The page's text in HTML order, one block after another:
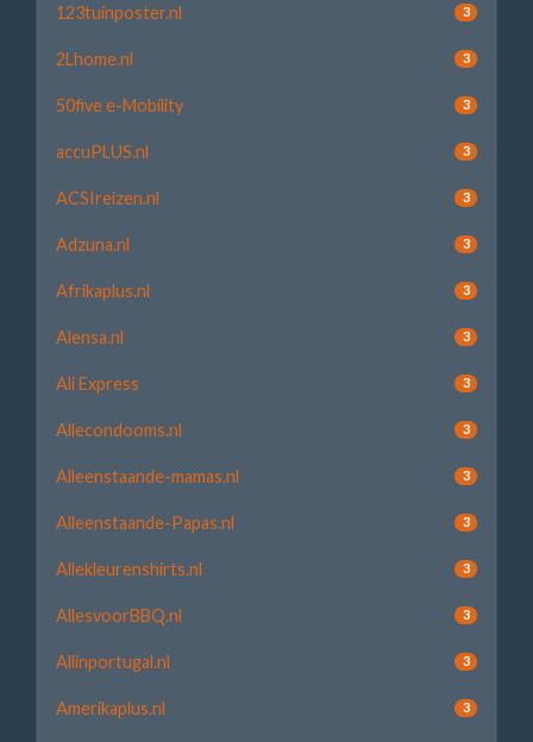
123tuinposter.nl 3
2Lhome.nl 3
50five e-Mobility 3
accuPLUS.nl 3
ACSIreizen.nl 3
Adzuna.nl 3
Afrikaplus.nl 3
Alensa.nl 3
Ali Express 3
Allecondooms.nl 3
Alleenstaande-mamas.nl 3
Alleenstaande-Papas.nl 3
Allekleurenshirts.nl 3
AllesvoorBBQ.nl 3
Allinportugal.nl 3
Amerikaplus.nl 3